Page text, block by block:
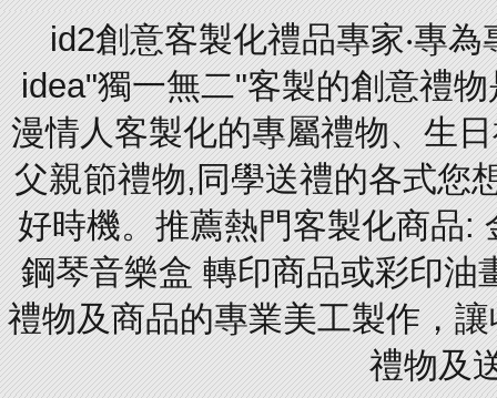
id2創意客製化禮品專家‧專
idea"獨一無二"客製的創意禮
漫情人客製化的專屬禮物、生
父親節禮物,同學送禮的各式您
好時機。推薦熱門客製化商品:
鋼琴音樂盒 轉印商品或彩印油
禮物及商品的專業美工製作，
禮物及